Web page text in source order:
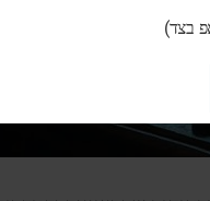
בצד)